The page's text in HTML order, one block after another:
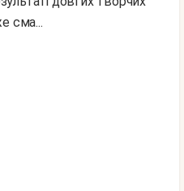
сма...